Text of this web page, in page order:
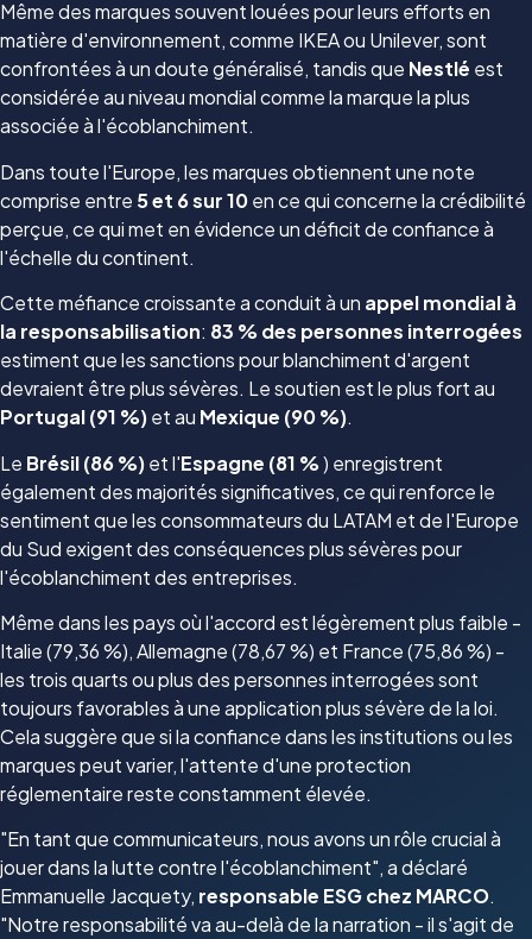
Même des marques souvent louées pour leurs efforts en
matière d'environnement, comme IKEA ou Unilever, sont
confrontées à un doute généralisé, tandis que Nestlé est
considérée au niveau mondial comme la marque la plus
associée à l'écoblanchiment.
Dans toute l'Europe, les marques obtiennent une note
comprise entre 5 et 6 sur 10en ce qui concerne la crédibilité
perçue, ce qui met en évidence un déficit de confiance à
l'échelle du continent.
Cette méfiance croissante a conduit à un appel mondial à
la responsabilisation: 83 % des personnes interrogées
estiment que les sanctions pour blanchiment d'argent
devraient être plus sévères. Le soutien est le plus fort au
Portugal (91 %)et au Mexique (90 %).
Le Brésil (86 %)et l'Espagne (81 %) enregistrent
également des majorités significatives, ce qui renforce le
sentiment que les consommateurs du LATAM et de l'Europe
du Sud exigent des conséquences plus sévères pour
l'écoblanchiment des entreprises.
Même dans les pays où l'accord est légèrement plus faible -
Italie (79,36 %), Allemagne (78,67 %) et France (75,86 %) -
les trois quarts ou plus des personnes interrogées sont
toujours favorables à une application plus sévère de la loi.
Cela suggère que si la confiance dans les institutions ou les
marques peut varier, l'attente d'une protection
réglementaire reste constamment élevée.
"En tant que communicateurs, nous avons un rôle crucial à
jouer dans la lutte contre l'écoblanchiment", a déclaré
Emmanuelle Jacquety, responsable ESG chez MARCO.
"Notre responsabilité va au-delà de la narration - il s'agit de